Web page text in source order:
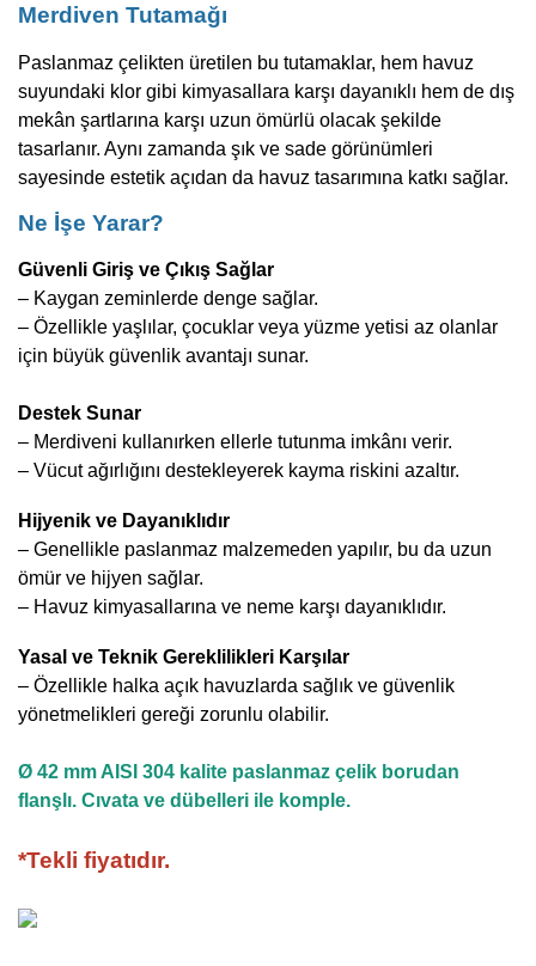
Merdiven Tutamağı
Paslanmaz çelikten üretilen bu tutamaklar, hem havuz
suyundaki klor gibi kimyasallara karşı dayanıklı hem de dış
mekân şartlarına karşı uzun ömürlü olacak şekilde
tasarlanır. Aynı zamanda şık ve sade görünümleri
sayesinde estetik açıdan da havuz tasarımına katkı sağlar.
Ne İşe Yarar?
Güvenli Giriş ve Çıkış Sağlar
– Kaygan zeminlerde denge sağlar.
– Özellikle yaşlılar, çocuklar veya yüzme yetisi az olanlar
için büyük güvenlik avantajı sunar.
Destek Sunar
– Merdiveni kullanırken ellerle tutunma imkânı verir.
– Vücut ağırlığını destekleyerek kayma riskini azaltır.
Hijyenik ve Dayanıklıdır
– Genellikle paslanmaz malzemeden yapılır, bu da uzun
ömür ve hijyen sağlar.
– Havuz kimyasallarına ve neme karşı dayanıklıdır.
Yasal ve Teknik Gereklilikleri Karşılar
– Özellikle halka açık havuzlarda sağlık ve güvenlik
yönetmelikleri gereği zorunlu olabilir.
Ø 42 mm AISI 304 kalite paslanmaz çelik borudan
flanşlı. Cıvata ve dübelleri ile komple.
*Tekli fiyatıdır.